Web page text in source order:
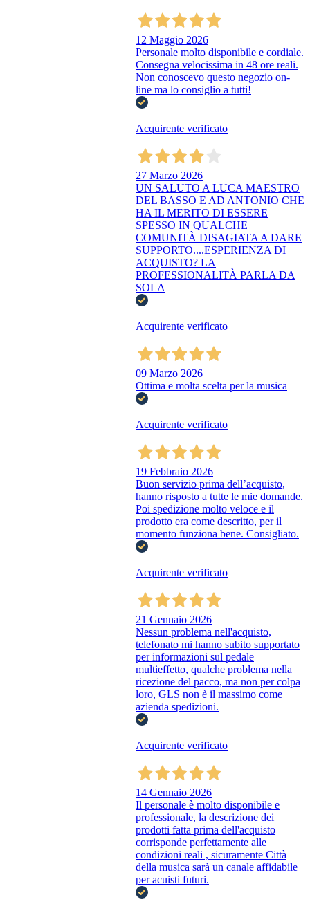
12 Maggio 2026
Personale molto disponibile e cordiale.
Consegna velocissima in 48 ore reali.
Non conoscevo questo negozio on-
line ma lo consiglio a tutti!
Acquirente verificato
27 Marzo 2026
UN SALUTO A LUCA MAESTRO
DEL BASSO E AD ANTONIO CHE
HA IL MERITO DI ESSERE
SPESSO IN QUALCHE
COMUNITÀ DISAGIATA A DARE
SUPPORTO....ESPERIENZA DI
ACQUISTO? LA
PROFESSIONALITÀ PARLA DA
SOLA
Acquirente verificato
09 Marzo 2026
Ottima e molta scelta per la musica
Acquirente verificato
19 Febbraio 2026
Buon servizio prima dell’acquisto,
hanno risposto a tutte le mie domande.
Poi spedizione molto veloce e il
prodotto era come descritto, per il
momento funziona bene. Consigliato.
Acquirente verificato
21 Gennaio 2026
Nessun problema nell'acquisto,
telefonato mi hanno subito supportato
per informazioni sul pedale
multieffetto, qualche problema nella
ricezione del pacco, ma non per colpa
loro, GLS non è il massimo come
azienda spedizioni.
Acquirente verificato
14 Gennaio 2026
Il personale è molto disponibile e
professionale, la descrizione dei
prodotti fatta prima dell'acquisto
corrisponde perfettamente alle
condizioni reali , sicuramente Città
della musica sarà un canale affidabile
per acuisti futuri.